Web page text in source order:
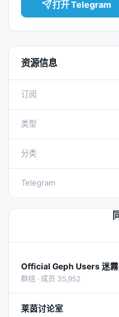
打开 Telegram
资源信息
订阅
类型
分类
Telegram
Official Geph Users 迷
群组 · 成员 35,952
莱茵讨论室